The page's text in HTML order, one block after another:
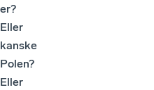
er?
Eller
kanske
Polen?
Eller